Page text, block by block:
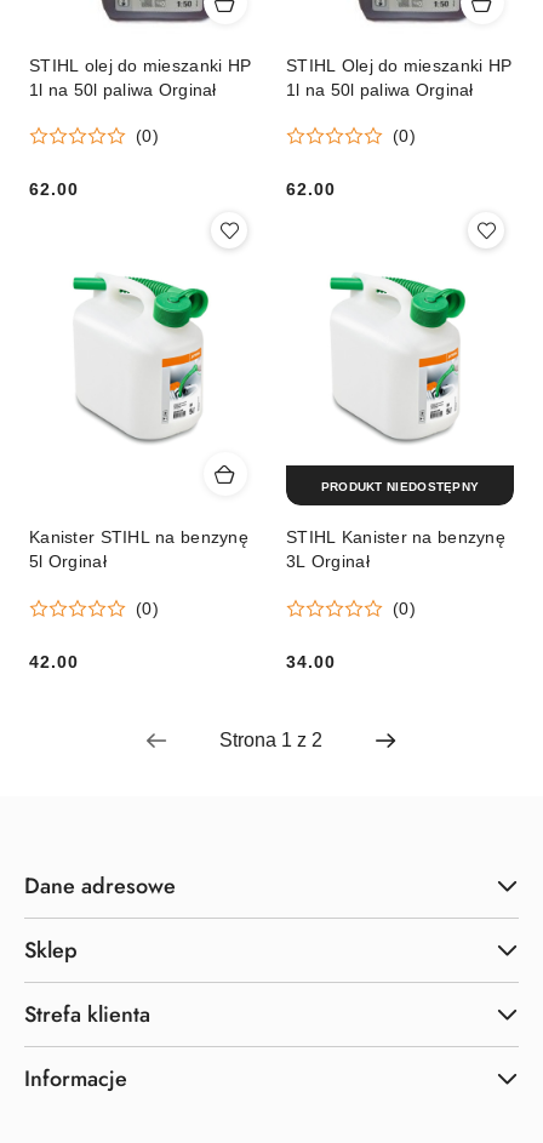
STIHL olej do mieszanki HP
1l na 50l paliwa Orginał
(0)
Cena:
62.00
STIHL Olej do mieszanki HP
1l na 50l paliwa Orginał
(0)
Cena:
62.00
Kanister STIHL na benzynę
5l Orginał
(0)
Cena:
42.00
STIHL Kanister na benzynę
3L Orginał
(0)
Cena:
34.00
PRODUKT NIEDOSTĘPNY
Dane adresowe
Sklep
Strefa klienta
Informacje